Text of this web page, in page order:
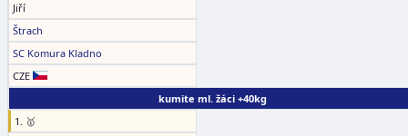
Jiří
Štrach
SC Komura Kladno
CZE
kumite ml. žáci +40kg
1. 🥇